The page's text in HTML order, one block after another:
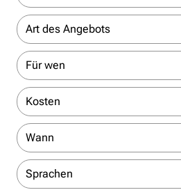
Art des Angebots
Für wen
Kosten
Wann
Sprachen